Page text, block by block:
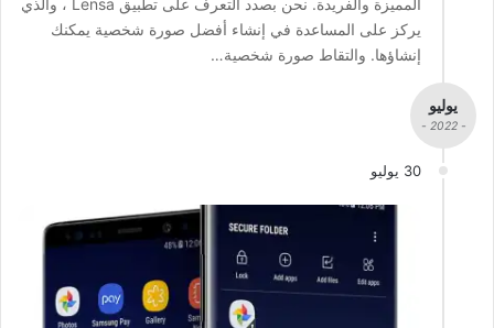
المميزة والفريدة. نحن بصدد التعرف على تطبيق Lensa ، والذي
يركز على المساعدة في إنشاء أفضل صورة شخصية يمكنك
إنشاؤها. والتقاط صورة شخصية…
يوليو
- 2022 -
30 يوليو